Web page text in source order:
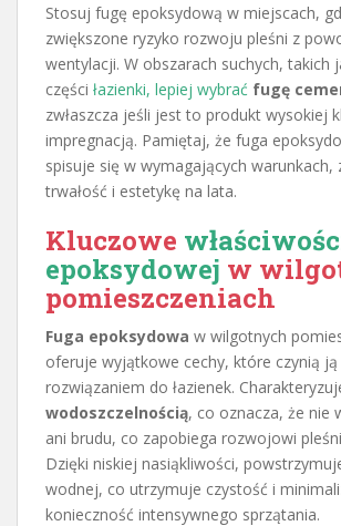
Stosuj fugę epoksydową w miejscach,
zwiększone ryzyko rozwoju pleśni z
wentylacji. W obszarach suchych, takich
części łazienki, lepiej wybrać fugę
zwłaszcza jeśli jest to produkt wysokiej
impregnacją. Pamiętaj, że fuga
spisuje się w wymagających warunkach,
trwałość i estetykę na lata.
Kluczowe
epoksydowej w
pomieszczeniach
Fuga epoksydowa w wilgotnych
oferuje wyjątkowe cechy, które czynią ją
rozwiązaniem do łazienek.
wodoszczelnością, co oznacza, że nie
ani brudu, co zapobiega rozwojowi
Dzięki niskiej nasiąkliwości,
wodnej, co utrzymuje czystość i
konieczność intensywnego sprzątania.